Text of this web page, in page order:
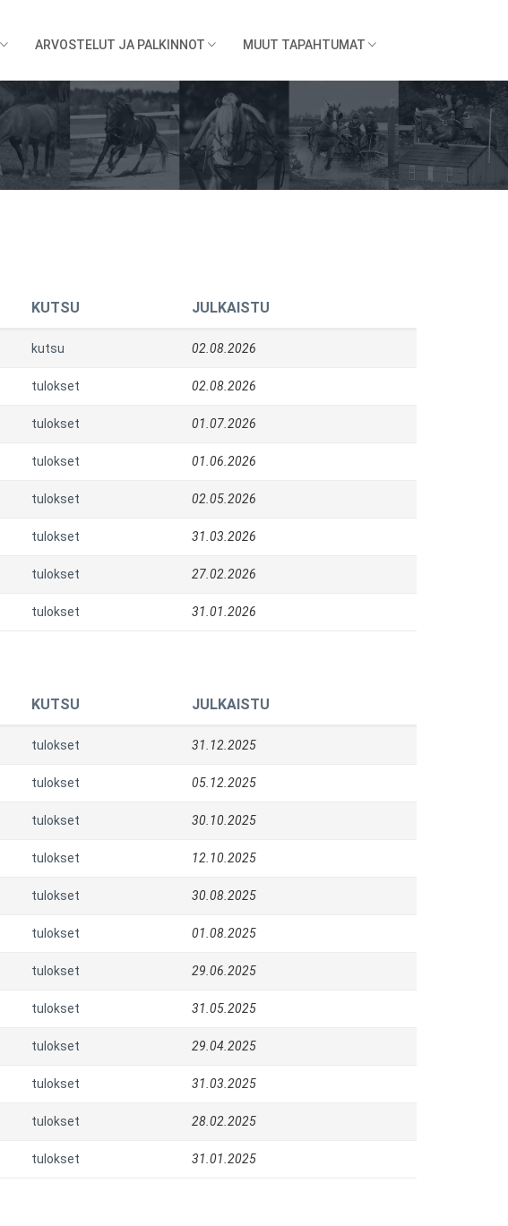
ARVOSTELUT JA PALKINNOT MUUT TAPAHTUMAT
KUTSU JULKAISTU
kutsu 02.08.2026
tulokset 02.08.2026
tulokset 01.07.2026
tulokset 01.06.2026
tulokset 02.05.2026
tulokset 31.03.2026
tulokset 27.02.2026
tulokset 31.01.2026
KUTSU JULKAISTU
tulokset 31.12.2025
tulokset 05.12.2025
tulokset 30.10.2025
tulokset 12.10.2025
tulokset 30.08.2025
tulokset 01.08.2025
tulokset 29.06.2025
tulokset 31.05.2025
tulokset 29.04.2025
tulokset 31.03.2025
tulokset 28.02.2025
tulokset 31.01.2025